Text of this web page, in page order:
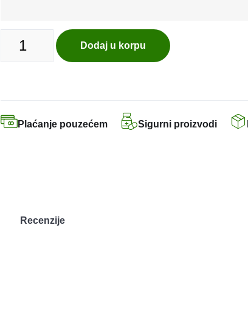
Dodaj u korpu
Plaćanje pouzećem Sigurni proizvodi
Recenzije